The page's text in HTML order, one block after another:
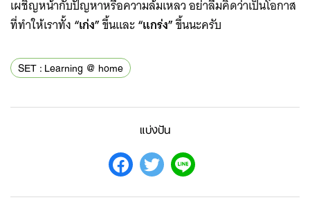
เผชิญหน้ากับปัญหาหรือความล้มเหลว อย่าลืมคิดว่าเป็นโอกาส
ที่ทำให้เราทั้ง “เก่ง”ขึ้นและ“แกร่ง”ขึ้นนะครับ
SET : Learning @ home
แบ่งปัน